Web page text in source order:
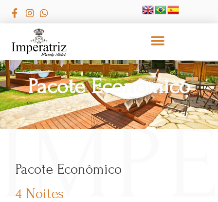
Pacote Econômico
Pacote Econômico
4 Noites